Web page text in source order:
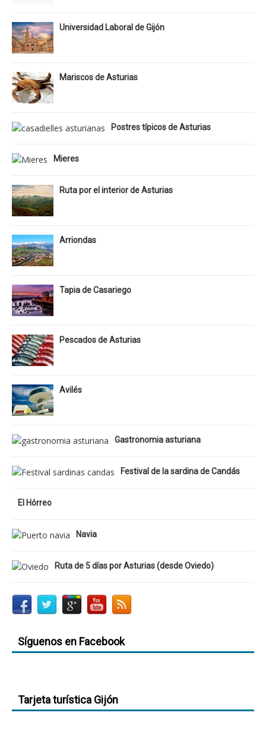
Universidad Laboral de Gijón
Mariscos de Asturias
Postres típicos de Asturias
Mieres
Ruta por el interior de Asturias
Arriondas
Tapia de Casariego
Pescados de Asturias
Avilés
Gastronomia asturiana
Festival de la sardina de Candás
El Hórreo
Navia
Ruta de 5 días por Asturias (desde Oviedo)
Síguenos en Facebook
Tarjeta turística Gijón